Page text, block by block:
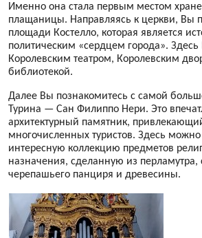
Именно она стала первым местом
плащаницы. Направляясь к церкви, Вы
площади Костелло, которая является
политическим «сердцем города».
Королевским театром, Королевским
библиотекой.
Далее Вы познакомитесь с самой
Турина — Сан Филиппо Нери. Это
архитектурный памятник,
многочисленных туристов. Здесь можно
интересную коллекцию предметов
назначения, сделанную из перламутра,
черепашьего панциря и древесины.